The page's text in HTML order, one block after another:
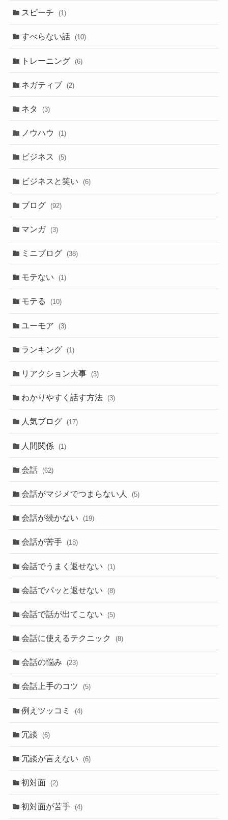
スピーチ (1)
すべらない話 (10)
トレーニング (6)
ネガティブ (2)
ネタ (3)
ノウハウ (1)
ビジネス (5)
ビジネスと笑い (6)
ブログ (92)
マンガ (3)
ミニブログ (38)
モテない (1)
モテる (10)
ユーモア (3)
ランキング (1)
リアクション大事 (3)
わかりやすく話す方法 (3)
人気ブログ (17)
人間関係 (1)
会話 (62)
会話がマジメでつまらない人 (5)
会話が続かない (19)
会話が苦手 (18)
会話でうまく返せない (1)
会話でパッと返せない (8)
会話で話が出てこない (5)
会話に使えるテクニック (8)
会話の悩み (23)
会話上手のコツ (5)
例えツッコミ (4)
冗談 (6)
冗談が言えない (6)
初対面 (2)
初対面が苦手 (4)